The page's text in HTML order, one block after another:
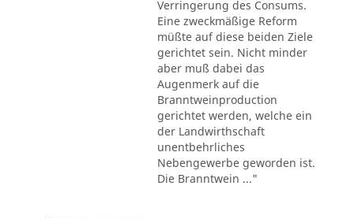
Verringerung des Consums.
Eine zweckmäßige Reform
müßte auf diese beiden Ziele
gerichtet sein. Nicht minder
aber muß dabei das
Augenmerk auf die
Branntweinproduction
gerichtet werden, welche ein
der Landwirthschaft
unentbehrliches
Nebengewerbe geworden ist.
Die Branntwein ..."